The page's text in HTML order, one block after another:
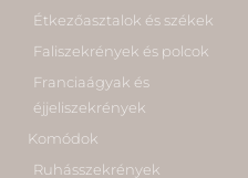
Étkezőasztalok és székek
Faliszekrények és polcok
Franciaágyak és
éjjeliszekrények
Komódok
Ruhásszekrények